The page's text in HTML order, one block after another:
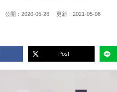
公開： 2020-05-26 更新： 2021-05-08
Post